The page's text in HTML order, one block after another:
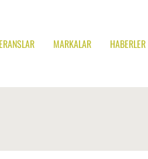
MARKALAR HABERLER